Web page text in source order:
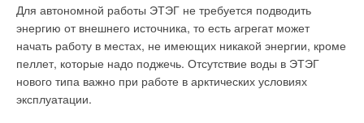
Для автономной работы ЭТЭГ не требуется подводить
энергию от внешнего источника, то есть агрегат может
начать работу в местах, не имеющих никакой энергии, кроме
пеллет, которые надо поджечь. Отсутствие воды в ЭТЭГ
нового типа важно при работе в арктических условиях
эксплуатации.